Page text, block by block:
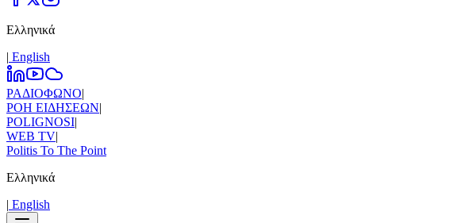
Ελληνικά
| Εnglish
ΡΑΔΙΟΦΩΝΟ|
ΡΟΗ ΕΙΔΗΣΕΩΝ|
POLIGNOSI|
WEB TV|
Politis To The Point
Ελληνικά
| Εnglish